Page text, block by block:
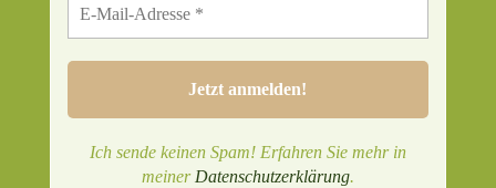
Ich sende keinen Spam! Erfahren Sie mehr in
meiner Datenschutzerklärung.